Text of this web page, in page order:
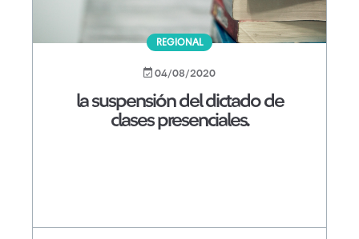
REGIONAL
04/08/2020
la suspensión del dictado de
clases presenciales.